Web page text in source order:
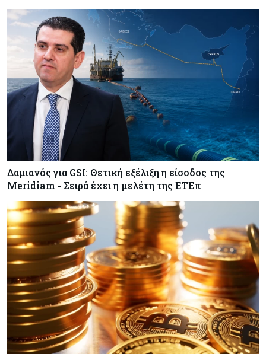
Banking
Commerzbank: Η Όρλοπ αλλάζει στάση
απέναντι στη UniCredit ενόψει κρίσιμων
διαπραγματεύσεων
Κόσμος 06-08-2026
«Spider-Man: Brand New Day»: Έφτασε το 1
δισ. εισπράξεις σε μόλις 6 ημέρες
Δαμιανός για GSI: Θετική εξέλιξη η είσοδος της
Meridiam - Σειρά έχει η μελέτη της ΕΤΕπ